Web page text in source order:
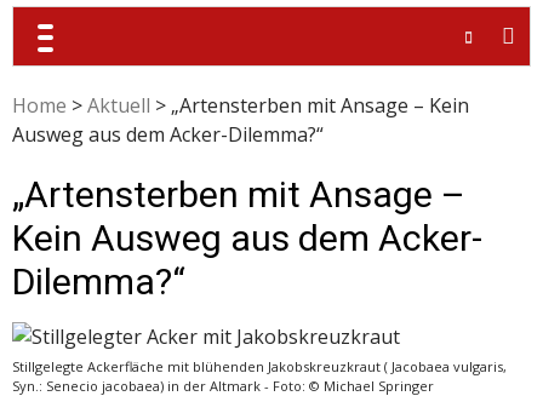
Home >Aktuell > „Artensterben mit Ansage – Kein
Ausweg aus dem Acker-Dilemma?“
„Artensterben mit Ansage –
Kein Ausweg aus dem Acker-
Dilemma?“
Stillgelegte Ackerfläche mit blühenden Jakobskreuzkraut ( Jacobaea vulgaris,
Syn.: Senecio jacobaea) in der Altmark - Foto: © Michael Springer